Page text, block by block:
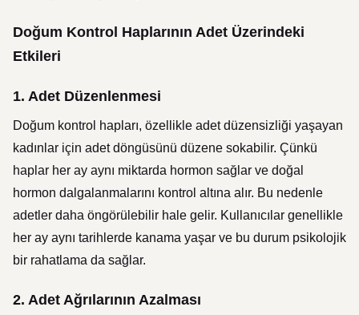
Doğum Kontrol Haplarının Adet Üzerindeki
Etkileri
1. Adet Düzenlenmesi
Doğum kontrol hapları, özellikle adet düzensizliği yaşayan
kadınlar için adet döngüsünü düzene sokabilir. Çünkü
haplar her ay aynı miktarda hormon sağlar ve doğal
hormon dalgalanmalarını kontrol altına alır. Bu nedenle
adetler daha öngörülebilir hale gelir. Kullanıcılar genellikle
her ay aynı tarihlerde kanama yaşar ve bu durum psikolojik
bir rahatlama da sağlar.
2. Adet Ağrılarının Azalması